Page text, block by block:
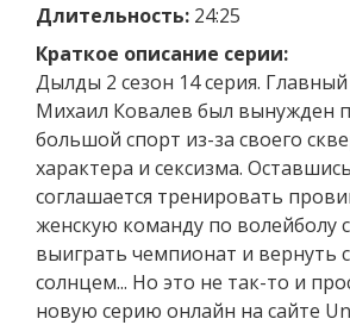
Длительность: 24:25
Краткое описание серии:
Дылды 2 сезон 14 серия.
Михаил Ковалев был вынужден
большой спорт из-за своего
характера и сексизма.
соглашается тренировать
женскую команду по волейболу
выиграть чемпионат и вернуть
солнцем... Но это не так-то и
новую серию онлайн на сайте